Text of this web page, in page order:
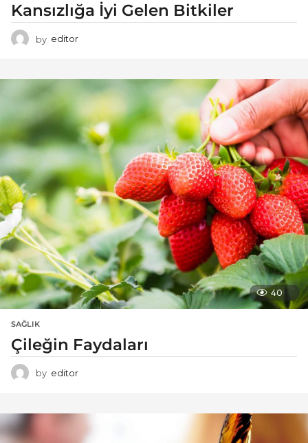
Kansızlığa İyi Gelen Bitkiler
by editor
40
SAĞLIK
Çileğin Faydaları
by editor